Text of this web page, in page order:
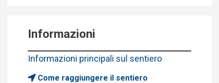
Informazioni
Informazioni principali sul sentiero
Come raggiungere il sentiero